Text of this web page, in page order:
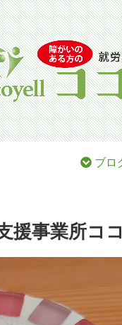
ブロ
事業所ココ